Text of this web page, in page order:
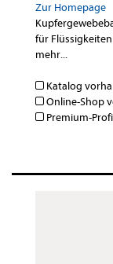
Zur Homepage
für Flüssigkeiten
mehr...
Katalog
Online-Shop
Premium-